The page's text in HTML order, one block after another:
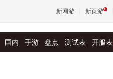
新网游 新页游
国内 手游 盘点 测试表 开服表